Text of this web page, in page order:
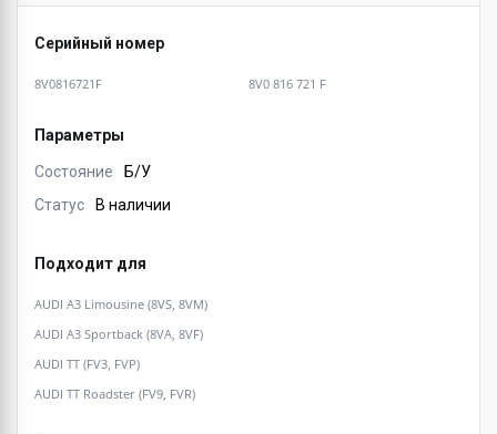
Серийный номер
8V0816721F 8V0 816 721 F
Параметры
Состояние
Б/У
Статус
В наличии
Подходит для
AUDI A3 Limousine (8VS, 8VM)
AUDI A3 Sportback (8VA, 8VF)
AUDI TT (FV3, FVP)
AUDI TT Roadster (FV9, FVR)